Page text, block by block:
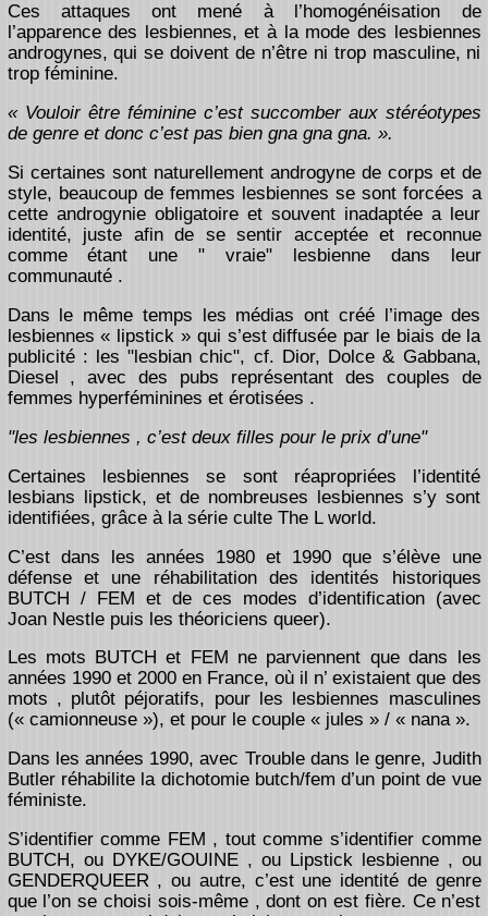
Ces attaques ont mené à l’homogénéisation de
l’apparence des lesbiennes, et à la mode des lesbiennes
androgynes, qui se doivent de n’être ni trop masculine, ni
trop féminine.
« Vouloir être féminine c’est succomber aux stéréotypes
de genre et donc c’est pas bien gna gna gna. ».
Si certaines sont naturellement androgyne de corps et de
style, beaucoup de femmes lesbiennes se sont forcées a
cette androgynie obligatoire et souvent inadaptée a leur
identité, juste afin de se sentir acceptée et reconnue
comme étant une " vraie" lesbienne dans leur
communauté .
Dans le même temps les médias ont créé l’image des
lesbiennes « lipstick » qui s’est diffusée par le biais de la
publicité : les "lesbian chic", cf. Dior, Dolce & Gabbana,
Diesel , avec des pubs représentant des couples de
femmes hyperféminines et érotisées .
"les lesbiennes , c’est deux filles pour le prix d’une"
Certaines lesbiennes se sont réapropriées l’identité
lesbians lipstick, et de nombreuses lesbiennes s’y sont
identifiées, grâce à la série culte The L world.
C’est dans les années 1980 et 1990 que s’élève une
défense et une réhabilitation des identités historiques
BUTCH / FEM et de ces modes d’identification (avec
Joan Nestle puis les théoriciens queer).
Les mots BUTCH et FEM ne parviennent que dans les
années 1990 et 2000 en France, où il n’ existaient que des
mots , plutôt péjoratifs, pour les lesbiennes masculines
(« camionneuse »), et pour le couple « jules » / « nana ».
Dans les années 1990, avec Trouble dans le genre, Judith
Butler réhabilite la dichotomie butch/fem d’un point de vue
féministe.
S’identifier comme FEM , tout comme s’identifier comme
BUTCH, ou DYKE/GOUINE , ou Lipstick lesbienne , ou
GENDERQUEER , ou autre, c’est une identité de genre
que l’on se choisi sois-même , dont on est fière. Ce n’est